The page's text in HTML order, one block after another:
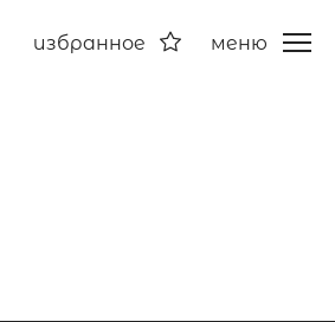
избранное меню